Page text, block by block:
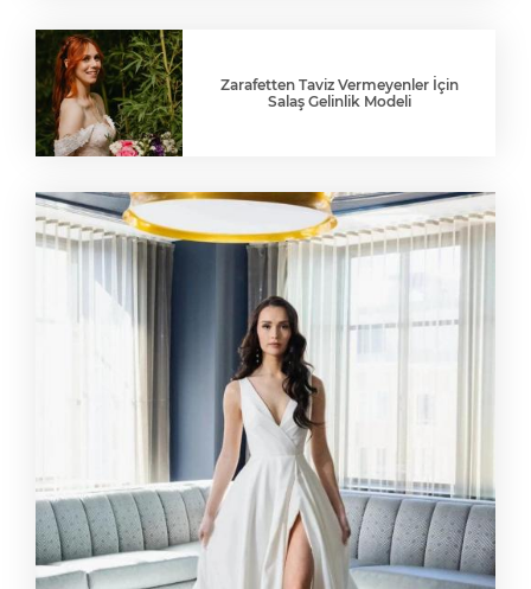
Zarafetten Taviz Vermeyenler İçin
Salaş Gelinlik Modeli